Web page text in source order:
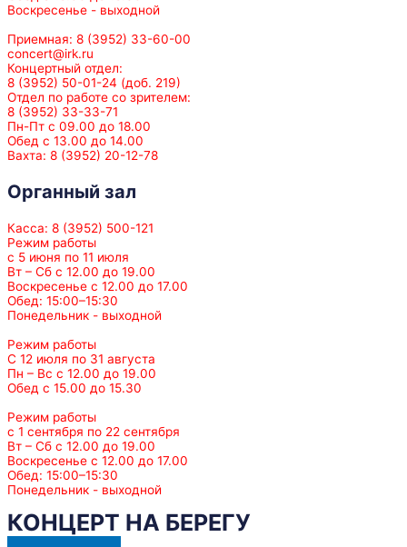
Воскресенье - выходной
Приемная: 8 (3952) 33-60-00
concert@irk.ru
Концертный отдел:
8 (3952) 50-01-24 (доб. 219)
Отдел по работе со зрителем:
8 (3952) 33-33-71
Пн-Пт с 09.00 до 18.00
Обед с 13.00 до 14.00
Вахта: 8 (3952) 20-12-78
Органный зал
Касса: 8 (3952) 500-121
Режим работы
с 5 июня по 11 июля
Вт – Сб с 12.00 до 19.00
Воскресенье с 12.00 до 17.00
Обед: 15:00–15:30
Понедельник - выходной
Режим работы
С 12 июля по 31 августа
Пн – Вс с 12.00 до 19.00
Обед с 15.00 до 15.30
Режим работы
с 1 сентября по 22 сентября
Вт – Сб с 12.00 до 19.00
Воскресенье с 12.00 до 17.00
Обед: 15:00–15:30
Понедельник - выходной
КОНЦЕРТ НА БЕРЕГУ